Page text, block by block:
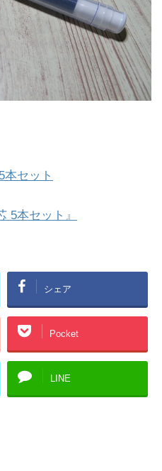
セット
5本セット』
シェア
Pocket
LINE